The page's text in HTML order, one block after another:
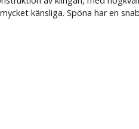
känsliga. Spöna har en